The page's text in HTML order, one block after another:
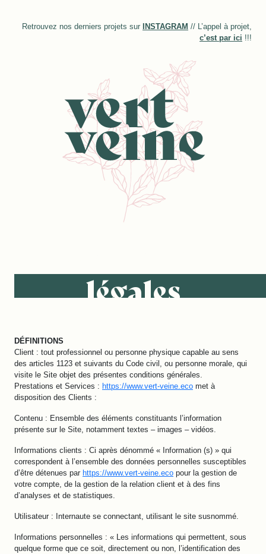
Retrouvez nos derniers projets sur INSTAGRAM // L’appel à projet,
c’est par ici !!!
légales
DÉFINITIONS
Client : tout professionnel ou personne physique capable au sens
des articles 1123 et suivants du Code civil, ou personne morale, qui
visite le Site objet des présentes conditions générales.
Prestations et Services : https://www.vert-veine.eco met à
disposition des Clients :
Contenu : Ensemble des éléments constituants l’information
présente sur le Site, notamment textes – images – vidéos.
Informations clients : Ci après dénommé « Information (s) » qui
correspondent à l’ensemble des données personnelles susceptibles
d’être détenues par https://www.vert-veine.eco pour la gestion de
votre compte, de la gestion de la relation client et à des fins
d’analyses et de statistiques.
Utilisateur : Internaute se connectant, utilisant le site susnommé.
Informations personnelles : « Les informations qui permettent, sous
quelque forme que ce soit, directement ou non, l’identification des